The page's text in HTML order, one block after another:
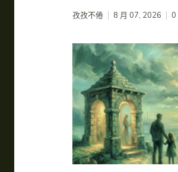
孜孜不倦 8 月 07, 2026 0